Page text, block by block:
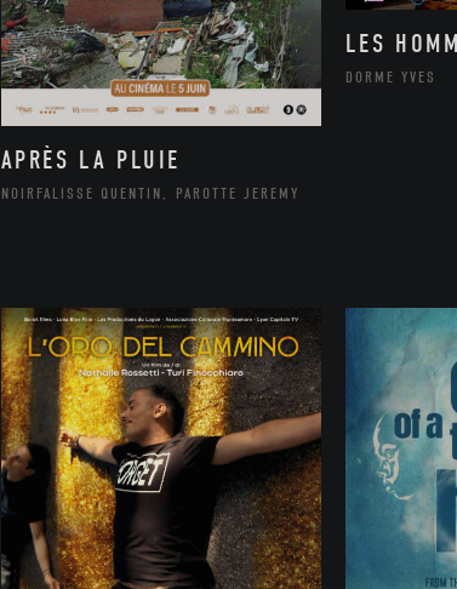
APRÈS LA PLUIE
NOIRFALISSE QUENTIN, PAROTTE JEREMY
LES
DORME YVES